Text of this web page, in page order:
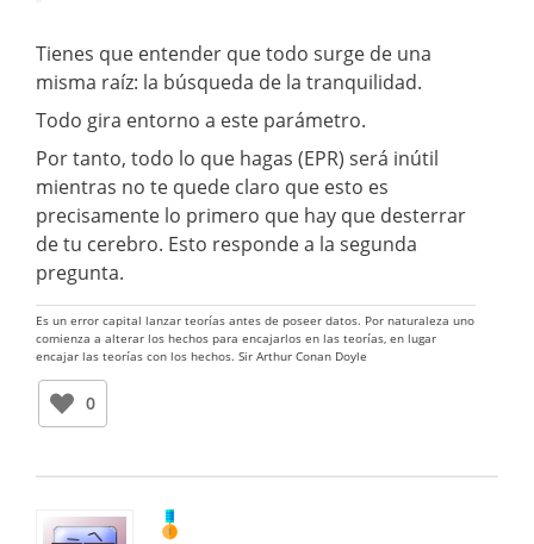
Tienes que entender que todo surge de una
misma raíz: la búsqueda de la tranquilidad.
Todo gira entorno a este parámetro.
Por tanto, todo lo que hagas (EPR) será inútil
mientras no te quede claro que esto es
precisamente lo primero que hay que desterrar
de tu cerebro. Esto responde a la segunda
pregunta.
Es un error capital lanzar teorías antes de poseer datos. Por naturaleza uno
comienza a alterar los hechos para encajarlos en las teorías, en lugar
encajar las teorías con los hechos. Sir Arthur Conan Doyle
0